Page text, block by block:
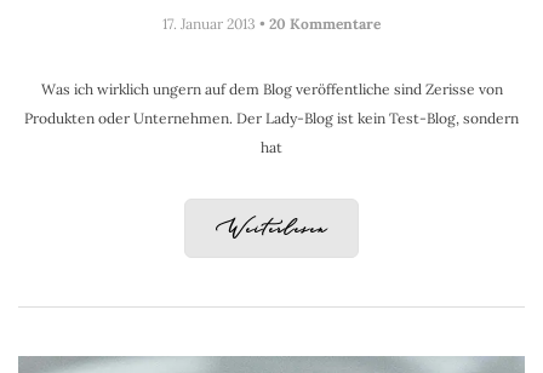
17. Januar 2013 • 20 Kommentare
Was ich wirklich ungern auf dem Blog veröffentliche sind Zerisse von
Produkten oder Unternehmen. Der Lady-Blog ist kein Test-Blog, sondern
hat
Weiterlesen